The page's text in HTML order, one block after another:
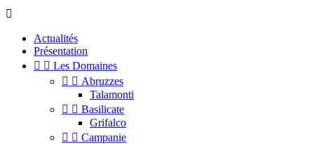

Actualités
Présentation
  Les Domaines
  Abruzzes
Talamonti
  Basilicate
Grifalco
  Campanie